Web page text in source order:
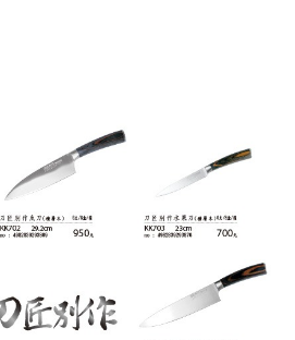
分期」之契約關係目的，商店將以您的個人
提供予台灣大哥大進項蒐集、處理及利用，
所需資料之確認、核對及更正。
下連結：
先享後付 」之結帳頁面顯示為準，若有關於
退款等相關疑問，請聯繫「AFTEE先享後付
support/home
司提供之「AFTEE先享後付」服務完成之交
供個人資料，並將交易相關給付款項請求債
。
瀏覽以下網址：
同意申辦者引起之損失，本公司不負相關責
時，將依據個別帳號之用戶狀況，依本公司即
仍有額度不足之情形，本公司將視審查結果
克旁) 即日起不提供京站紙袋，取件時
袋可現場詢問